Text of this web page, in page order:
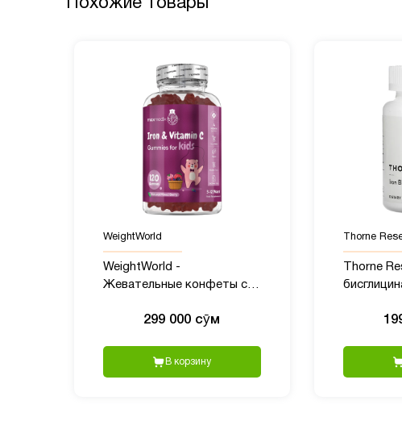
WeightWorld
WeightWorld -
Жевательные конфеты с
для детей, 120 шт
299 000 сӯм
В корзину
Thorne
Thorne